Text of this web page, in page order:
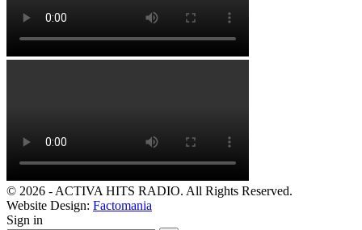
© 2026 - ACTIVA HITS RADIO. All Rights Reserved.
Website Design: Factomania
Sign in